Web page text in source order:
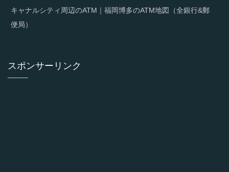
キャナルシティ周辺のATM｜福岡博多のATM地図（全銀行&郵
便局）
スポンサーリンク